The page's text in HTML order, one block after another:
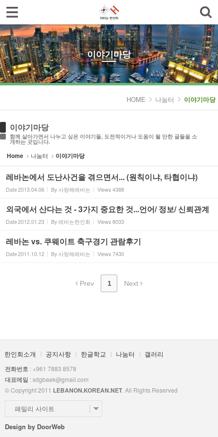
이야기마당
HOME 나눔터 이야기마당
이야기마당
함께 살아가면서 나누고 싶은 이야기들, 도전적이거나 도움이 될 만한 글들을 소
개하는 곳입니다.
Home 나눔터 이야기마당
레바논에서 도난사건을 겪으면서... (원칙이냐, 타협이냐)
Date2013.04.06 By 사랑해레바논 Views4388
외국에서 산다는 것 - 3가지 중요한 것...언어/ 정보/ 신뢰관계
Date2012.01.23 By레바논한인회 Views8033
레바논 vs. 쿠웨이트 축구경기 관람후기
Date2011.10.12 By 사랑해레바논 Views7430
Prev 1 Next
한인회소개 공지사항 한글학교 나눔터 갤러리
전화번호 : +961 7883 8578
대표메일 : sdgbaek@gmail.com
© Copyright 2011 LEBANON.KOREAN.NET . All Rights Reserved
패밀리 사이트
Design by DoorWeb
로그인
한인회소개
공지사항
한글학교
- 생활정보 묻고 답하기
- 레바논여행 묻고 답하기
갤러리
Sketchbook5, 스케치북5
Sketchbook5, 스케치북5